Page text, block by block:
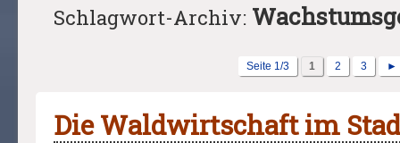
Schlagwort-Archiv:
Seite 1/3 1 2 3 ►
Die Waldwirtschaft im